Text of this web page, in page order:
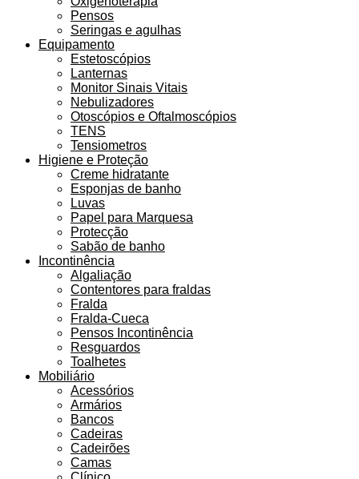
Pensos
Seringas e agulhas
Equipamento
Estetoscópios
Lanternas
Monitor Sinais Vitais
Nebulizadores
Otoscópios e Oftalmoscópios
TENS
Tensiometros
Higiene e Proteção
Creme hidratante
Esponjas de banho
Luvas
Papel para Marquesa
Protecção
Sabão de banho
Incontinência
Algaliação
Contentores para fraldas
Fralda
Fralda-Cueca
Pensos Incontinência
Resguardos
Toalhetes
Mobiliário
Acessórios
Armários
Bancos
Cadeiras
Cadeirões
Camas